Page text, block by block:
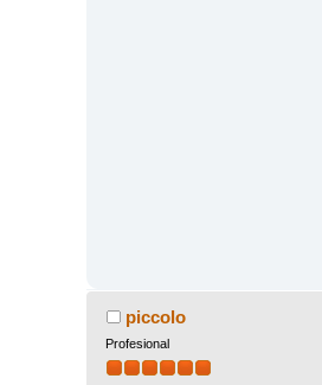
piccolo
Profesional